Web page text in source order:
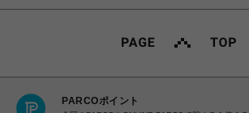
PARCOポイント